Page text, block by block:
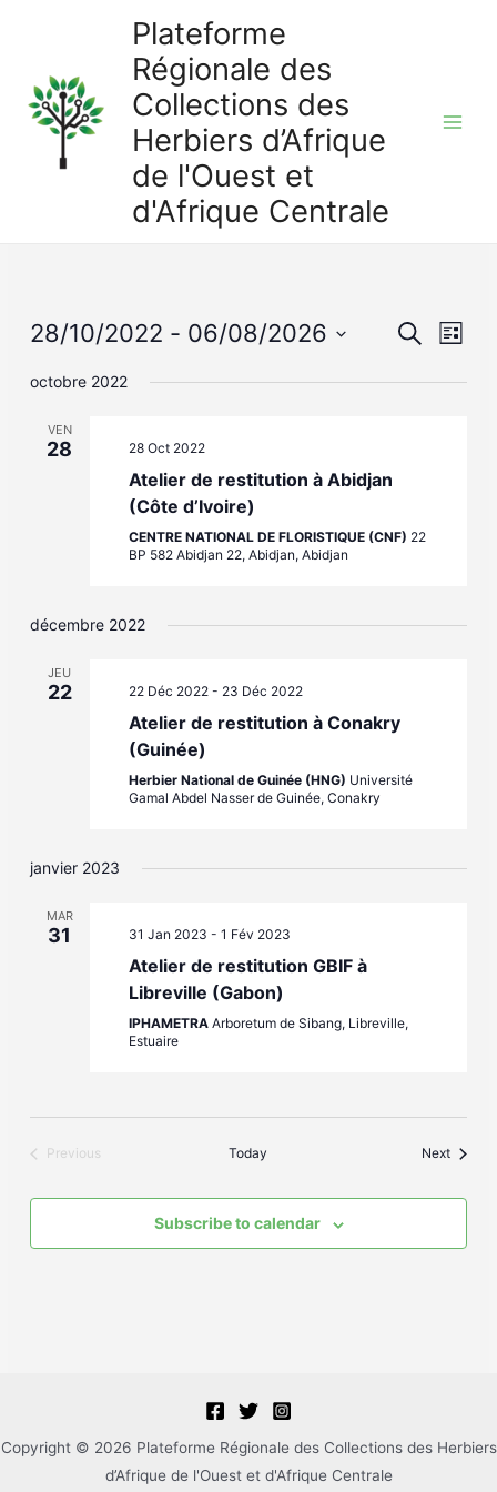
Plateforme
Régionale des
Collections des
Herbiers d’Afrique
de l'Ouest et
d'Afrique Centrale
Events
Search
List
28/10/2022 - 06/08/2026
date.
octobre 2022
VEN
28 28 Oct 2022
Atelier de restitution à Abidjan
(Côte d’Ivoire)
CENTRE NATIONAL DE FLORISTIQUE (CNF) 22
BP 582 Abidjan 22, Abidjan, Abidjan
décembre 2022
JEU
22 22 Déc 2022- 23 Déc 2022
Atelier de restitution à Conakry
(Guinée)
Herbier National de Guinée (HNG) Université
Gamal Abdel Nasser de Guinée, Conakry
janvier 2023
MAR
31 31 Jan 2023 - 1 Fév 2023
Atelier de restitution GBIF à
Libreville (Gabon)
IPHAMETRA Arboretum de Sibang, Libreville,
Estuaire
Previous
Today NextEvents
Subscribe to calendar
Copyright © 2026 Plateforme Régionale des Collections des Herbiers
d’Afrique de l'Ouest et d'Afrique Centrale